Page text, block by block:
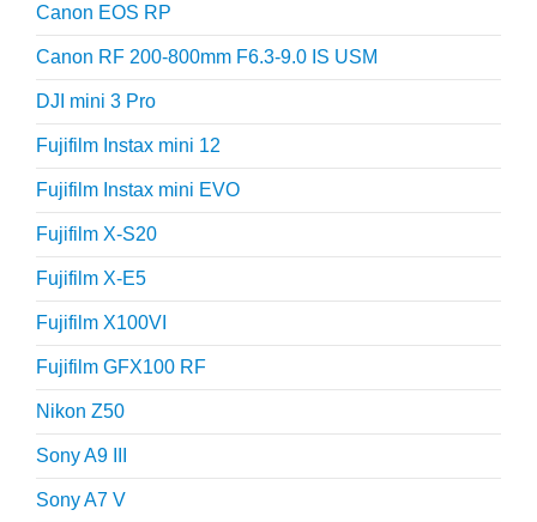
Canon EOS RP
Canon RF 200-800mm F6.3-9.0 IS USM
DJI mini 3 Pro
Fujifilm Instax mini 12
Fujifilm Instax mini EVO
Fujifilm X-S20
Fujifilm X-E5
Fujifilm X100VI
Fujifilm GFX100 RF
Nikon Z50
Sony A9 III
Sony A7 V